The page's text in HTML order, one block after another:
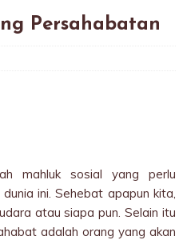
Persahabatan
mahluk sosial yang perlu
ini. Sehebat apapun kita,
atau siapa pun. Selain itu
adalah orang yang akan